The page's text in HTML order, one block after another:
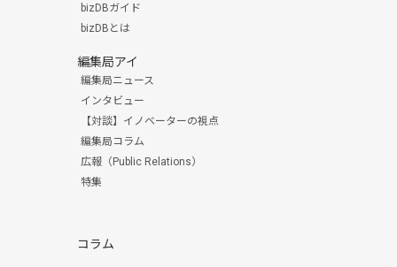
bizDBガイド
bizDBとは
編集局アイ
編集局ニュース
インタビュー
【対談】イノベーターの視点
編集局コラム
広報（Public Relations）
特集
コラム